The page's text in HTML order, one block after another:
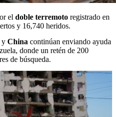
el doble terremoto registrado en
y 16,740 heridos.
y China continúan enviando ayuda
donde un retén de 200
de búsqueda.